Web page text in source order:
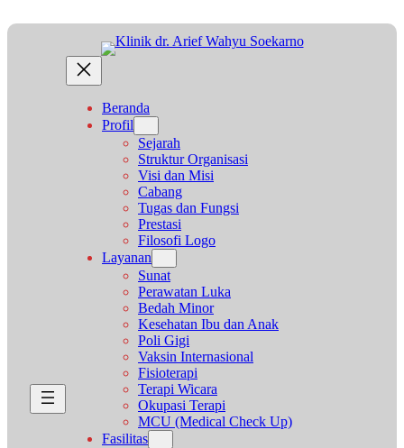
ke
Beranda
Profil
Sejarah
Struktur Organisasi
Visi dan Misi
Cabang
Tugas dan Fungsi
Prestasi
Filosofi Logo
Layanan
Sunat
Perawatan Luka
Bedah Minor
Kesehatan Ibu dan Anak
Poli Gigi
Vaksin Internasional
Fisioterapi
Terapi Wicara
Okupasi Terapi
MCU (Medical Check Up)
Fasilitas